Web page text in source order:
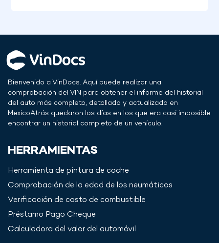
Bienvenido a VinDocs. Aquí puede realizar una
comprobación del VIN para obtener el informe del historial
del auto más completo, detallado y actualizado en
MexicoAtrás quedaron los días en los que era casi imposible
encontrar un historial completo de un vehículo.
HERRAMIENTAS
Herramienta de pintura de coche
Comprobación de la edad de los neumáticos
Verificación de costo de combustible
Préstamo Pago Cheque
Calculadora del valor del automóvil